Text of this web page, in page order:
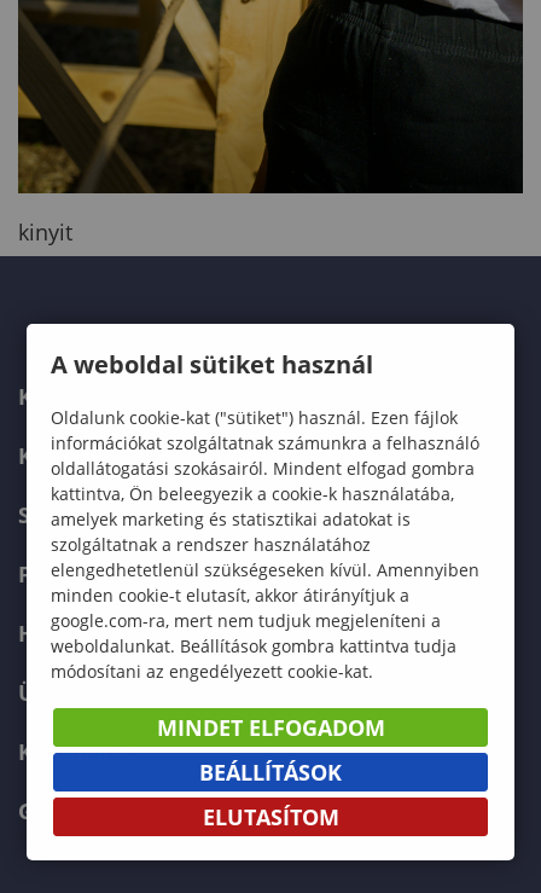
kinyit
KAPCSOLAT
KÉPZÉSKERESŐ
SZERVEZETI FELÉPÍTÉS
FELVÉTELIZŐKNEK
HALLGATÓKNAK
ÜZLETI PARTNEREKNEK
KARRIER
GREEN UNIVERSITY
A weboldal sütiket használ
Oldalunk cookie-kat ("sütiket") használ. Ezen fájlok
információkat szolgáltatnak számunkra a felhasználó
oldallátogatási szokásairól. Mindent elfogad gombra
kattintva, Ön beleegyezik a cookie-k használatába,
amelyek marketing és statisztikai adatokat is
szolgáltatnak a rendszer használatához
elengedhetetlenül szükségeseken kívül. Amennyiben
minden cookie-t elutasít, akkor átirányítjuk a
google.com-ra, mert nem tudjuk megjeleníteni a
weboldalunkat. Beállítások gombra kattintva tudja
módosítani az engedélyezett cookie-kat.
MINDET ELFOGADOM
BEÁLLÍTÁSOK
ELUTASÍTOM